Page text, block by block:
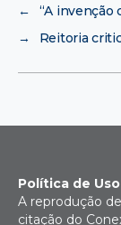
←
“A invenção
→
Reitoria
Política de Uso
A reprodução
citação do